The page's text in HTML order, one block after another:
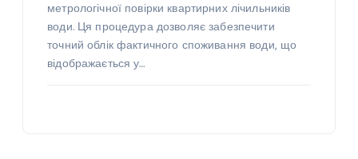
метрологічної повірки квартирних лічильників
води. Ця процедура дозволяє забезпечити
точний облік фактичного споживання води, що
відображається у…